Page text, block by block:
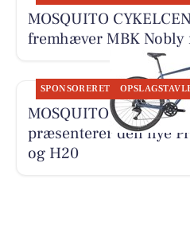
MOSQUITO
fremhæver MBK
SPONSORERET
MOSQUITO
præsenterer den nye
og H20